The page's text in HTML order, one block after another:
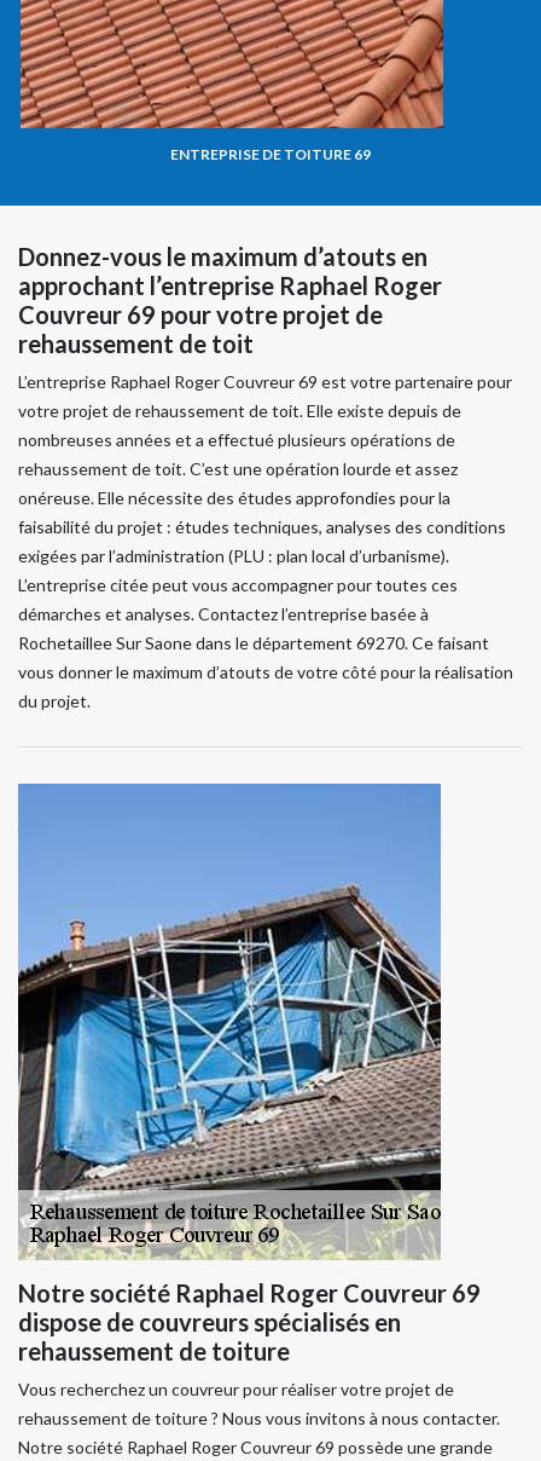
ENTREPRISE DE TOITURE 69
Donnez-vous le maximum d’atouts en
approchant l’entreprise Raphael Roger
Couvreur 69 pour votre projet de
rehaussement de toit
L’entreprise Raphael Roger Couvreur 69 est votre partenaire pour
votre projet de rehaussement de toit. Elle existe depuis de
nombreuses années et a effectué plusieurs opérations de
rehaussement de toit. C’est une opération lourde et assez
onéreuse. Elle nécessite des études approfondies pour la
faisabilité du projet : études techniques, analyses des conditions
exigées par l’administration (PLU : plan local d’urbanisme).
L’entreprise citée peut vous accompagner pour toutes ces
démarches et analyses. Contactez l’entreprise basée à
Rochetaillee Sur Saone dans le département 69270. Ce faisant
vous donner le maximum d’atouts de votre côté pour la réalisation
du projet.
Notre société Raphael Roger Couvreur 69
dispose de couvreurs spécialisés en
rehaussement de toiture
Vous recherchez un couvreur pour réaliser votre projet de
rehaussement de toiture ? Nous vous invitons à nous contacter.
Notre société Raphael Roger Couvreur 69 possède une grande